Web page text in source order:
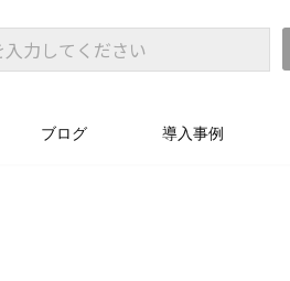
ブログ 導入事例